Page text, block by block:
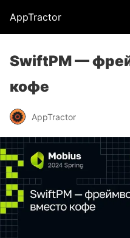
AppTractor
SwiftPM —
кофе
AppTractor